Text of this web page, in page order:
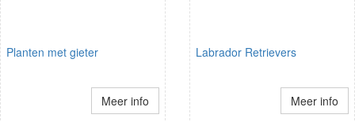
Planten met gieter
Meer info
Labrador Retrievers
Meer info